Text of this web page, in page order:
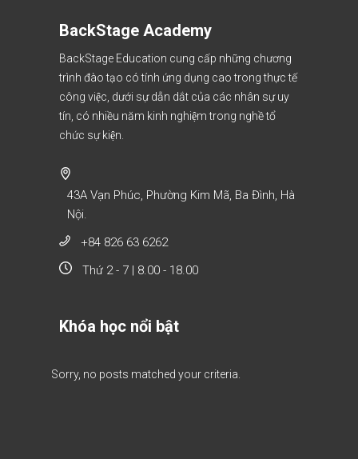
BackStage Academy
BackStage Education cung cấp những chương
trình đào tạo có tính ứng dụng cao trong thực tế
công việc, dưới sự dẫn dắt của các nhân sự uy
tín, có nhiều năm kinh nghiệm trong nghề tổ
chức sự kiện.
43A Vạn Phúc, Phường Kim Mã, Ba Đình, Hà
Nội.
+84 826 63 6262
Thứ 2 - 7 | 8.00 - 18.00
Khóa học nổi bật
Sorry, no posts matched your criteria.